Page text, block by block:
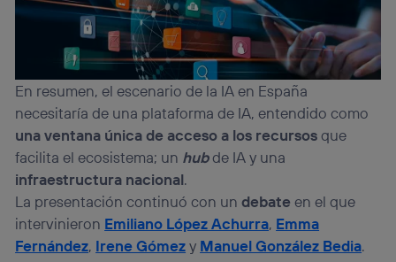
En resumen, el escenario de la IA en España
necesitaría de una plataforma de IA, entendido como
una ventana única de acceso a los recursosque
facilita el ecosistema; un hubde IA y una
infraestructura nacional.
La presentación continuó con undebate en el que
intervinieron Emiliano López Achurra, Emma
Fernández, Irene Gómezy Manuel González Bedia.